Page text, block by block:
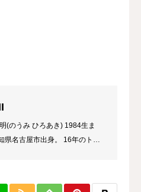
(のうみ ひろあき) 1984生ま
県名古屋市出身。 16年のトレ
手の試合経験などから初心者か